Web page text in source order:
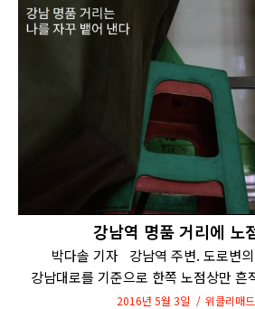
강남역 명품 거리에 노
박다솔 기자 강남역 주변. 도로변
강남대로를 기준으로 한쪽 노점상만
2016년 5월 3일 위클리매